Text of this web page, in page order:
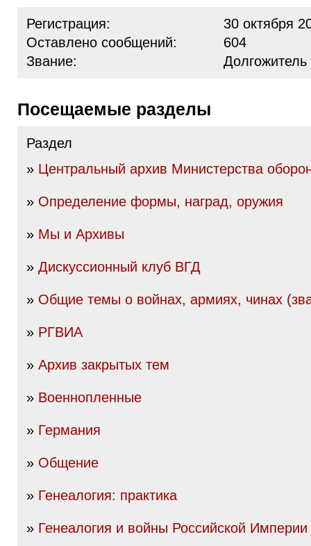
Регистрация:
30 октября
Оставлено сообщений:
604
Звание:
Посещаемые разделы
Раздел
» Центральный архив Министерства
» Определение формы, наград, оружия
» Мы и Архивы
» Дискуссионный клуб ВГД
» Общие темы о войнах, армиях, чинах
» РГВИА
» Архив закрытых тем
» Военнопленные
» Германия
» Общение
» Генеалогия: практика
» Генеалогия и войны Российской